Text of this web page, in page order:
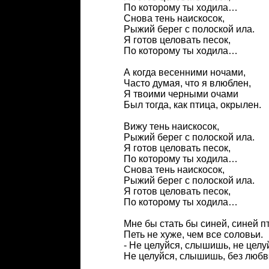
По которому ты ходила…
Снова тень наискосок,
Рыжий берег с полоской ила.
Я готов целовать песок,
По которому ты ходила…
А когда весенними ночами,
Часто думая, что я влюблен,
Я твоими черными очами
Был тогда, как птица, окрылен.
Вижу тень наискосок,
Рыжий берег с полоской ила.
Я готов целовать песок,
По которому ты ходила…
Снова тень наискосок,
Рыжий берег с полоской ила.
Я готов целовать песок,
По которому ты ходила…
Мне бы стать бы синей, синей
Петь не хуже, чем все соловьи.
- Не целуйся, слышишь, не
Не целуйся, слышишь, без